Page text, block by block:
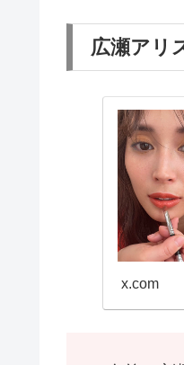
広瀬アリ
x.com